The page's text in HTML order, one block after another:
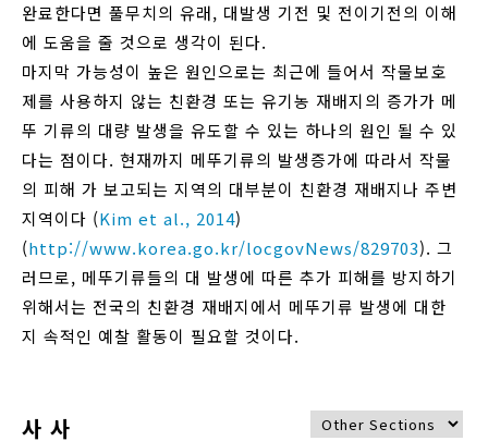
완료한다면 풀무치의 유래, 대발생 기전 및 전이기전의 이해
에 도움을 줄 것으로 생각이 된다.
마지막 가능성이 높은 원인으로는 최근에 들어서 작물보호
제를 사용하지 않는 친환경 또는 유기농 재배지의 증가가 메
뚜 기류의 대량 발생을 유도할 수 있는 하나의 원인 될 수 있
다는 점이다. 현재까지 메뚜기류의 발생증가에 따라서 작물
의 피해 가 보고되는 지역의 대부분이 친환경 재배지나 주변
지역이다 (Kim et al., 2014)
(http://www.korea.go.kr/locgovNews/829703). 그
러므로, 메뚜기류들의 대 발생에 따른 추가 피해를 방지하기
위해서는 전국의 친환경 재배지에서 메뚜기류 발생에 대한
지 속적인 예찰 활동이 필요할 것이다.
사 사